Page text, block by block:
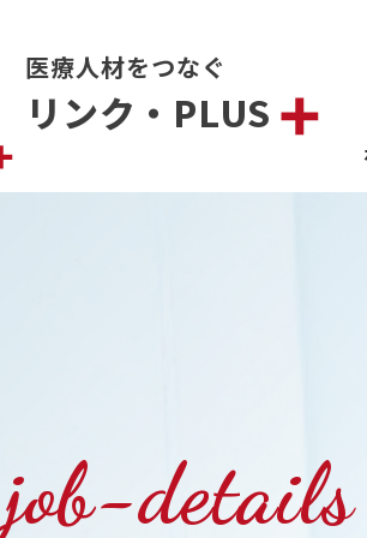
医療人材をつなぐ
リンク・PLUS
job-details